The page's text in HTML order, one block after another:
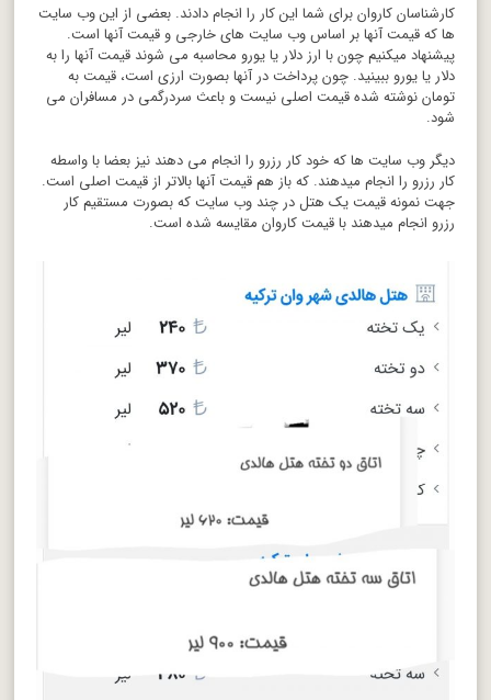
کارشناسان کاروان برای شما این کار را انجام دادند. بعضی از این وب سایت
ها که قیمت آنها بر اساس وب سایت های خارجی و قیمت آنها است.
پیشنهاد میکنیم چون با ارز دلار یا یورو محاسبه می شوند قیمت آنها را به
دلار یا یورو ببینید. چون پرداخت در آنها بصورت ارزی است، قیمت به
تومان نوشته شده قیمت اصلی نیست و باعث سردرگمی در مسافران می
شود.
دیگر وب سایت ها که خود کار رزرو را انجام می دهند نیز بعضا با واسطه
کار رزرو را انجام میدهند. که باز هم قیمت آنها بالاتر از قیمت اصلی است.
جهت نمونه قیمت یک هتل در چند وب سایت که بصورت مستقیم کار
رزرو انجام میدهند با قیمت کاروان مقایسه شده است.